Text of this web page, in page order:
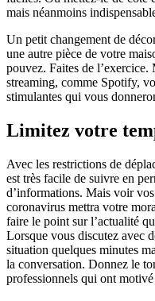
mais néanmoins
Un petit changement de
une autre pièce de votre
pouvez. Faites de l’exercice.
streaming, comme Spotify,
stimulantes qui vous
Limitez votre
Avec les restrictions de
est très facile de suivre en
d’informations. Mais voir
coronavirus mettra votre
faire le point sur l’actualité
Lorsque vous discutez avec
situation quelques minutes
la conversation. Donnez le
professionnels qui ont